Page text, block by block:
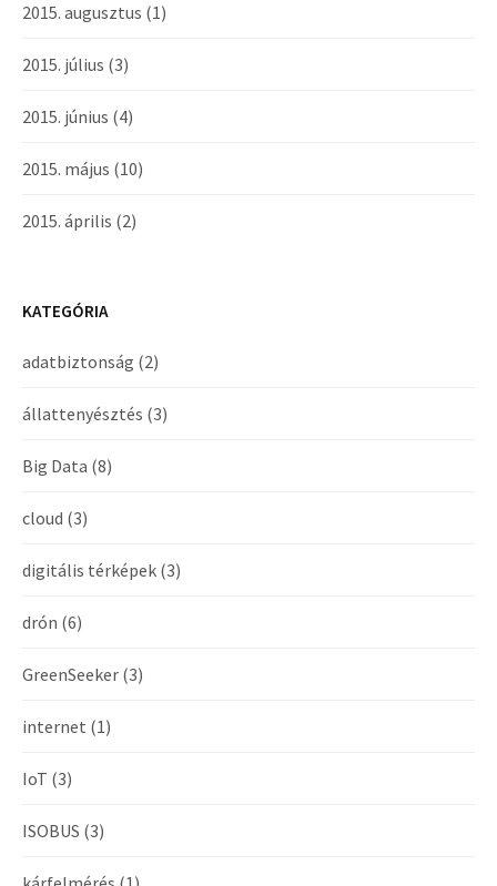
2015. augusztus (1)
2015. július (3)
2015. június (4)
2015. május (10)
2015. április (2)
KATEGÓRIA
adatbiztonság (2)
állattenyésztés (3)
Big Data (8)
cloud (3)
digitális térképek (3)
drón (6)
GreenSeeker (3)
internet (1)
IoT (3)
ISOBUS (3)